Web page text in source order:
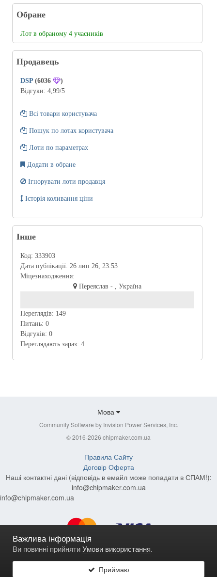
Обране
Лот в обраному 4 учасників
Продавець
DSP (6036
)
Відгуки: 4,99/5
Всі товари користувача
Пошук по лотах користувача
Лоти по параметрах
Додати в обране
Ігнорувати лоти продавця
Історія коливання ціни
Інше
Код: 333903
Дата публікації: 26 лип 26, 23:53
Міцезнаходження:
Переяслав - , Україна
Переглядів: 149
Питань: 0
Відгуків: 0
Переглядають зараз: 4
Мова
Community Software by Invision Power Services, Inc.
© 2016-2026 chipmaker.com.ua
Важлива інформація
Ви повинні прийнятиУмови використання.
Приймаю
Правила Сайту
Договір Оферта
Наші контактні дані (відповідь в емайл може попадати в СПАМ!):
info@chipmaker.com.ua
info@chipmaker.com.ua